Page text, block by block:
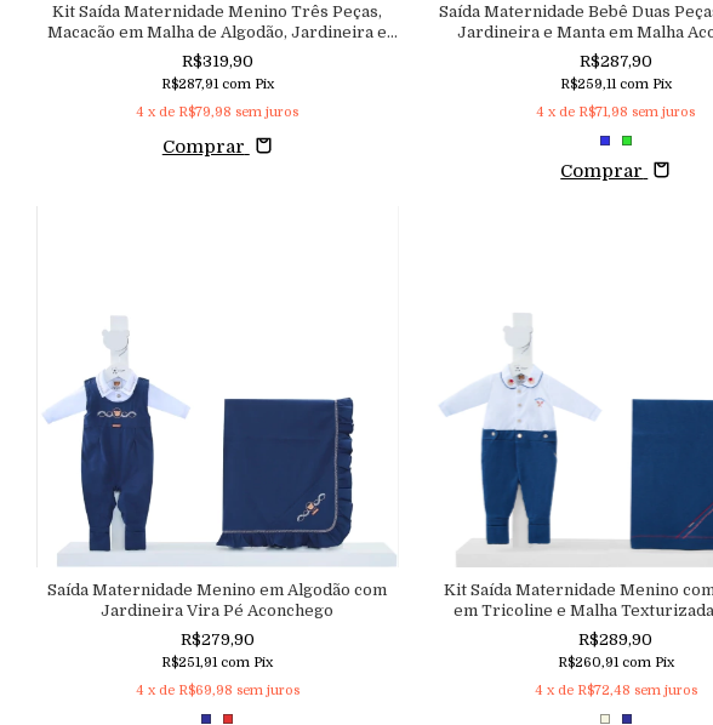
Kit Saída Maternidade Menino Três Peças,
Macacão em Malha de Algodão, Jardineira e
Manta em Moletinho Bordado Navy
Aconchego
R$319,90
R$287,91 com Pix
4 x de R$79,98 sem juros
Comprar
Saída Maternidade Bebê Duas
Jardineira e Manta em Malha
R$287,90
R$259,11 com Pix
4 x de R$71,98 sem juros
Comprar
Saída Maternidade Menino em Algodão com
Jardineira Vira Pé Aconchego
R$279,90
R$251,91com Pix
4 x de R$69,98 sem juros
Kit Saída Maternidade Menino
em Tricoline e Malha
Texturizada Aconchego
R$289,90
R$260,91 com Pix
4 x de R$72,48 sem juros